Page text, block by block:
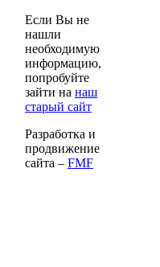
Если Вы не
нашли
необходимую
информацию,
попробуйте
зайти на наш
старый сайт
Разработка и
продвижение
сайта – FMF